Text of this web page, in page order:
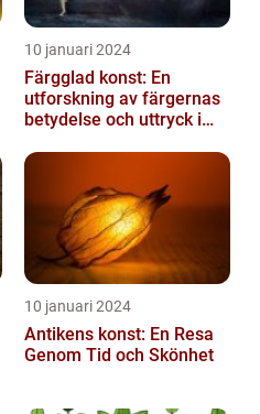
10 januari 2024
Färgglad konst: En
utforskning av färgernas
betydelse och uttryck i
10 januari 2024
Antikens konst: En Resa
Genom Tid och Skönhet